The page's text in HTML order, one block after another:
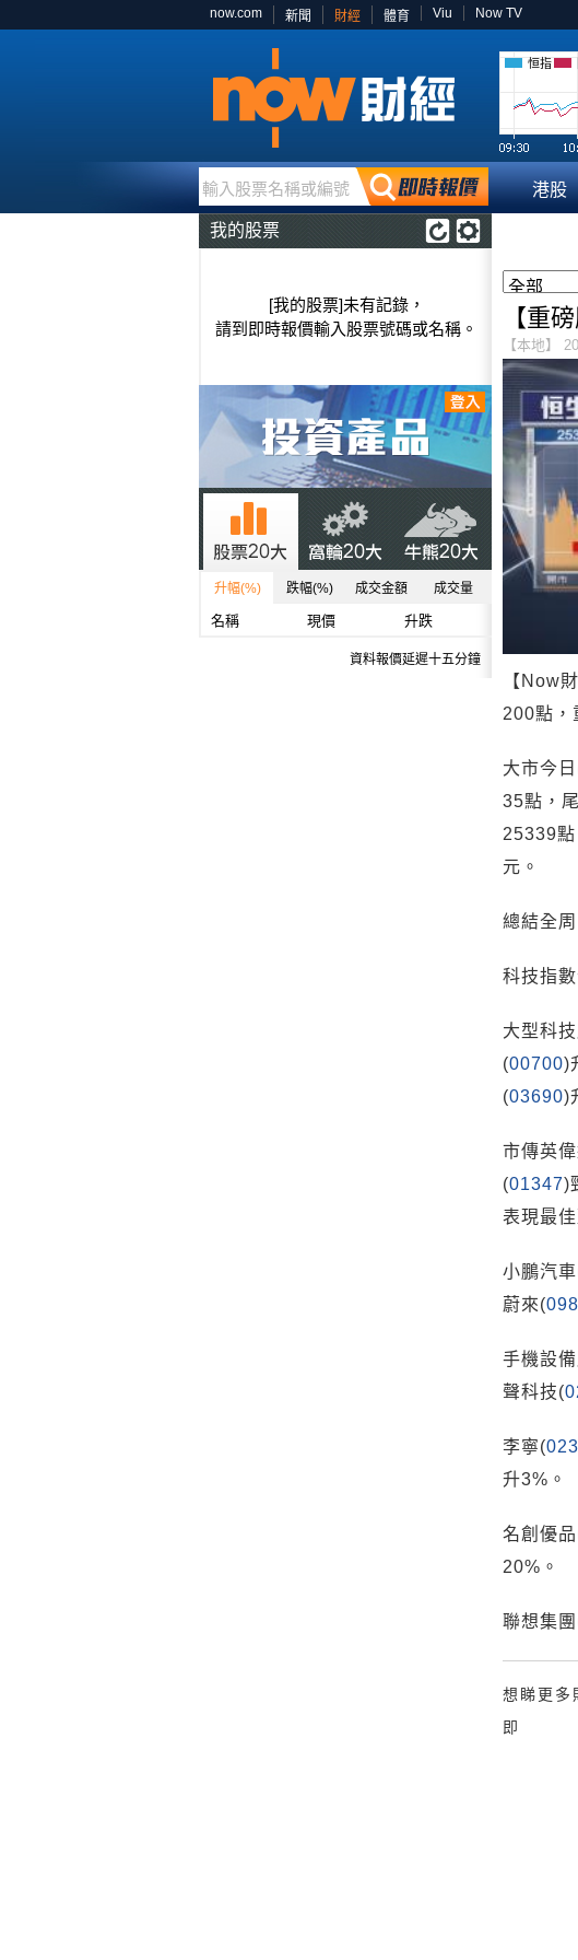
now.com 新聞 財經 體育 Viu Now TV
恒指
輸入股票名稱或編號 港股
我的股票
[我的股票]未有記錄，
請到即時報價輸入股票號碼或名稱。
升幅(%) 跌幅(%) 成交金額 成交量
名稱 現價 升跌
資料報價延遲十五分鐘
【重
【本地】
【Now
200點，
大市今
35點，
25339
元。
總結全
科技指
大型科
(00700)
(03690)
市傳英
(01347)
表現最佳
小鵬汽
蔚來(
手機設
聲科技(
李寧(
升3%。
名創優
20%。
聯想集
想睇更多
即